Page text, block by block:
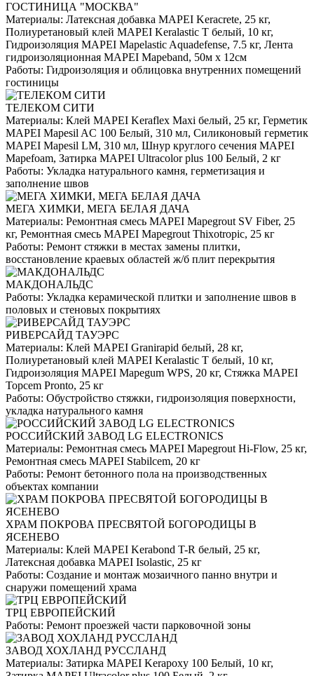
ГОСТИНИЦА "МОСКВА"
Материалы: Латексная добавка MAPEI Keracrete, 25 кг,
Полиуретановый клей MAPEI Keralastic T белый, 10 кг,
Гидроизоляция MAPEI Mapelastic Aquadefense, 7.5 кг, Лента
гидроизоляционная MAPEI Mapeband, 50м x 12см
Работы: Гидроизоляция и облицовка внутренних помещений
гостиницы
ТЕЛЕКОМ СИТИ
Материалы: Клей MAPEI Keraflex Maxi белый, 25 кг, Герметик
MAPEI Mapesil AC 100 Белый, 310 мл, Силиконовый герметик
MAPEI Mapesil LM, 310 мл, Шнур круглого сечения MAPEI
Mapefoam, Затирка MAPEI Ultracolor plus 100 Белый, 2 кг
Работы: Укладка натурального камня, герметизация и
заполнение швов
МЕГА ХИМКИ, МЕГА БЕЛАЯ ДАЧА
Материалы: Ремонтная смесь MAPEI Mapegrout SV Fiber, 25
кг, Ремонтная смесь MAPEI Mapegrout Thixotropic, 25 кг
Работы: Ремонт стяжки в местах замены плитки,
восстановление краевых областей ж/б плит перекрытия
МАКДОНАЛЬДС
Работы: Укладка керамической плитки и заполнение швов в
половых и стеновых покрытиях
РИВЕРСАЙД ТАУЭРС
Материалы: Клей MAPEI Granirapid белый, 28 кг,
Полиуретановый клей MAPEI Keralastic T белый, 10 кг,
Гидроизоляция MAPEI Mapegum WPS, 20 кг, Стяжка MAPEI
Topcem Pronto, 25 кг
Работы: Обустройство стяжки, гидроизоляция поверхности,
укладка натурального камня
РОССИЙСКИЙ ЗАВОД LG ELECTRONICS
Материалы: Ремонтная смесь MAPEI Mapegrout Hi-Flow, 25 кг,
Ремонтная смесь MAPEI Stabilcem, 20 кг
Работы: Ремонт бетонного пола на производственных
объектах компании
ХРАМ ПОКРОВА ПРЕСВЯТОЙ БОГОРОДИЦЫ В
ЯСЕНЕВО
Материалы: Клей MAPEI Kerabond T-R белый, 25 кг,
Латексная добавка MAPEI Isolastic, 25 кг
Работы: Создание и монтаж мозаичного панно внутри и
снаружи помещений храма
ТРЦ ЕВРОПЕЙСКИЙ
Работы: Ремонт проезжей части парковочной зоны
ЗАВОД ХОХЛАНД РУССЛАНД
Материалы: Затирка MAPEI Kerapoxy 100 Белый, 10 кг,